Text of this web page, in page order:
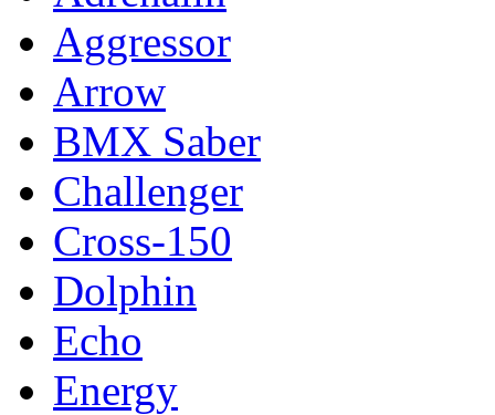
Aggressor
Arrow
BMX Saber
Challenger
Cross-150
Dolphin
Echo
Energy